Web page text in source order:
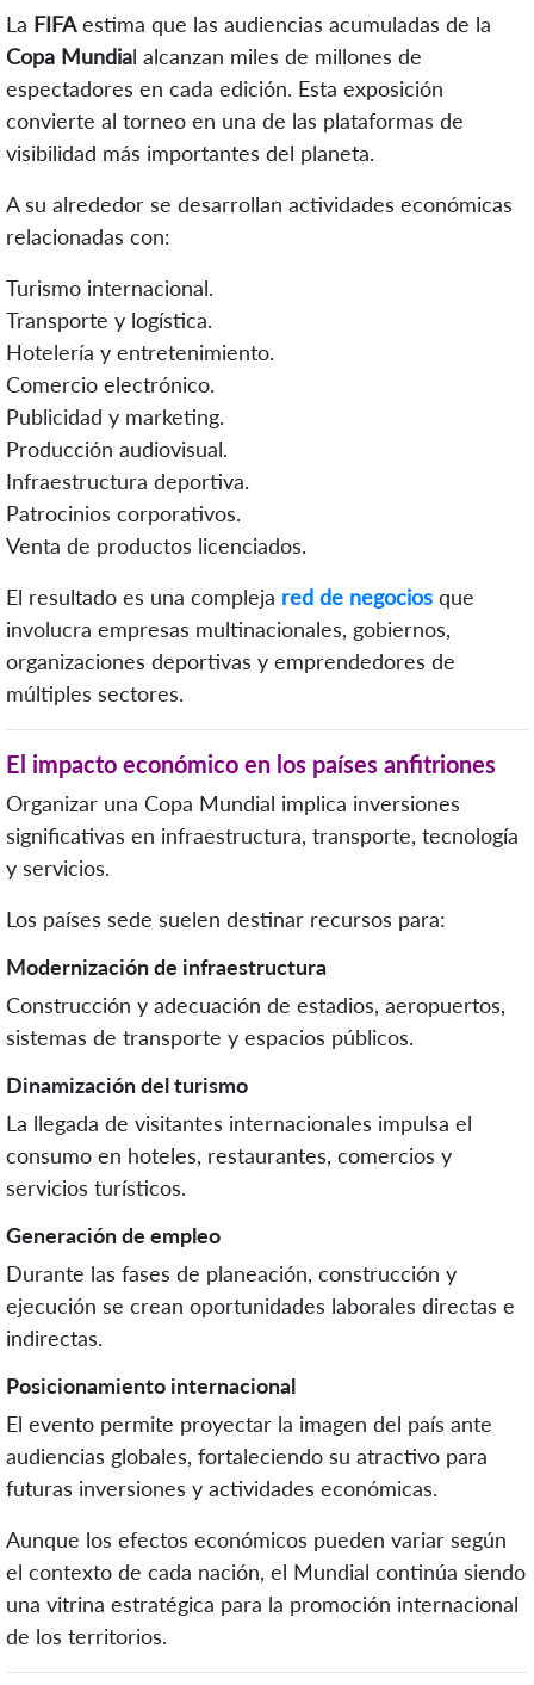
La FIFAestima que las audiencias acumuladas de la
Copa Mundial alcanzan miles de millones de
espectadores en cada edición. Esta exposición
convierte al torneo en una de las plataformas de
visibilidad más importantes del planeta.
A su alrededor se desarrollan actividades económicas
relacionadas con:
Turismo internacional.
Transporte y logística.
Hotelería y entretenimiento.
Comercio electrónico.
Publicidad y marketing.
Producción audiovisual.
Infraestructura deportiva.
Patrocinios corporativos.
Venta de productos licenciados.
El resultado es una compleja red de negocios que
involucra empresas multinacionales, gobiernos,
organizaciones deportivas y emprendedores de
múltiples sectores.
El impacto económico en los países anfitriones
Organizar una Copa Mundial implica inversiones
significativas en infraestructura, transporte, tecnología
y servicios.
Los países sede suelen destinar recursos para:
Modernización de infraestructura
Construcción y adecuación de estadios, aeropuertos,
sistemas de transporte y espacios públicos.
Dinamización del turismo
La llegada de visitantes internacionales impulsa el
consumo en hoteles, restaurantes, comercios y
servicios turísticos.
Generación de empleo
Durante las fases de planeación, construcción y
ejecución se crean oportunidades laborales directas e
indirectas.
Posicionamiento internacional
El evento permite proyectar la imagen del país ante
audiencias globales, fortaleciendo su atractivo para
futuras inversiones y actividades económicas.
Aunque los efectos económicos pueden variar según
el contexto de cada nación, el Mundial continúa siendo
una vitrina estratégica para la promoción internacional
de los territorios.